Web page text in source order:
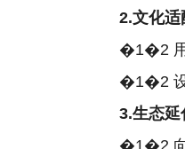
2.文化适
�1�2 用
�1�2 设
3.生态延
�1�2 向